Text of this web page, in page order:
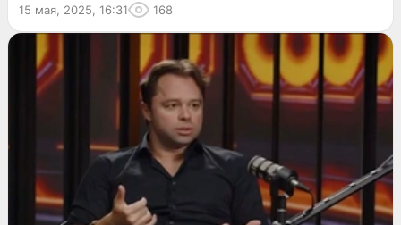
15 мая, 2025, 16:31 168